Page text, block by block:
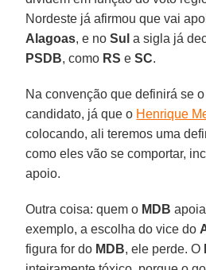
Nordeste já afirmou que vai
Alagoas, e noSul a sigla já
PSDB, como RS eSC.
Na convenção que definirá se
candidato, já que o Henrique
colocando, ali teremos uma
como eles vão se comportar,
apoio.
Outra coisa: quem o MDB
exemplo, a escolha do vice do
figura for do MDB, ele perde. O